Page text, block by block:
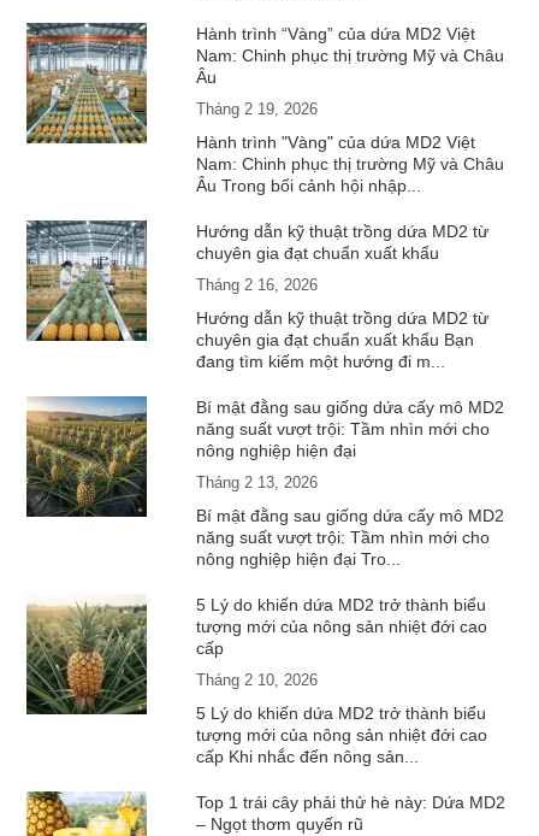
Hành trình “Vàng” của dứa MD2 Việt
Nam: Chinh phục thị trường Mỹ và Châu
Âu
Tháng 2 19, 2026
Hành trình "Vàng" của dứa MD2 Việt
Nam: Chinh phục thị trường Mỹ và Châu
Âu Trong bối cảnh hội nhập...
Hướng dẫn kỹ thuật trồng dứa MD2 từ
chuyên gia đạt chuẩn xuất khẩu
Tháng 2 16, 2026
Hướng dẫn kỹ thuật trồng dứa MD2 từ
chuyên gia đạt chuẩn xuất khẩu Bạn
đang tìm kiếm một hướng đi m...
Bí mật đằng sau giống dứa cấy mô MD2
năng suất vượt trội: Tầm nhìn mới cho
nông nghiệp hiện đại
Tháng 2 13, 2026
Bí mật đằng sau giống dứa cấy mô MD2
năng suất vượt trội: Tầm nhìn mới cho
nông nghiệp hiện đại Tro...
5 Lý do khiến dứa MD2 trở thành biểu
tượng mới của nông sản nhiệt đới cao
cấp
Tháng 2 10, 2026
5 Lý do khiến dứa MD2 trở thành biểu
tượng mới của nông sản nhiệt đới cao
cấp Khi nhắc đến nông sản...
Top 1 trái cây phải thử hè này: Dứa MD2
– Ngọt thơm quyến rũ